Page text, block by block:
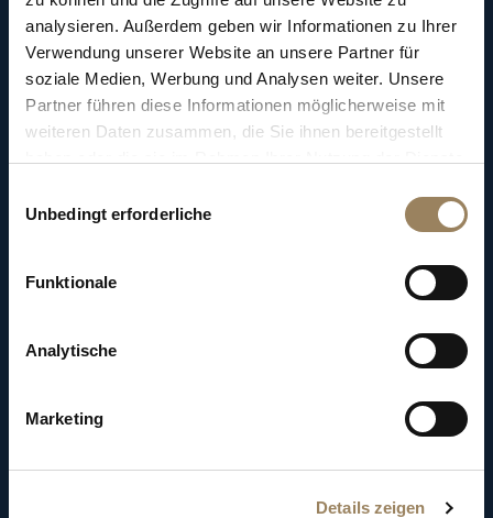
analysieren. Außerdem geben wir Informationen zu Ihrer
Verwendung unserer Website an unsere Partner für
soziale Medien, Werbung und Analysen weiter. Unsere
Partner führen diese Informationen möglicherweise mit
weiteren Daten zusammen, die Sie ihnen bereitgestellt
Unbedingt erforderliche
Funktionale
Analytische
Marketing
Details zeigen
1991die UnternehmenNouvelleLémania
eine aufhochwertige Uhrwerke und
Komplikationenspezialisierte
Uhrenmanufaktur–undValdar–einen
HerstellervonKomponenten. Zusammenmit
BreguetbildensieeinekleineUhrengruppe.
Nouvelle
Lémania
zur
Manufaktur